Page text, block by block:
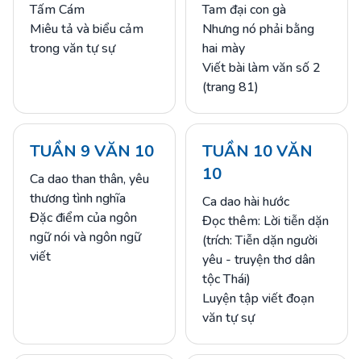
Tấm Cám
Miêu tả và biểu cảm
trong văn tự sự
Tam đại con gà
Nhưng nó phải bằng
hai mày
Viết bài làm văn số 2
(trang 81)
TUẦN 9 VĂN 10
Ca dao than thân, yêu
thương tình nghĩa
Đặc điểm của ngôn
ngữ nói và ngôn ngữ
viết
TUẦN 10 VĂN
10
Ca dao hài hước
Đọc thêm: Lời tiễn dặn
(trích: Tiễn dặn người
yêu - truyện thơ dân
tộc Thái)
Luyện tập viết đoạn
văn tự sự